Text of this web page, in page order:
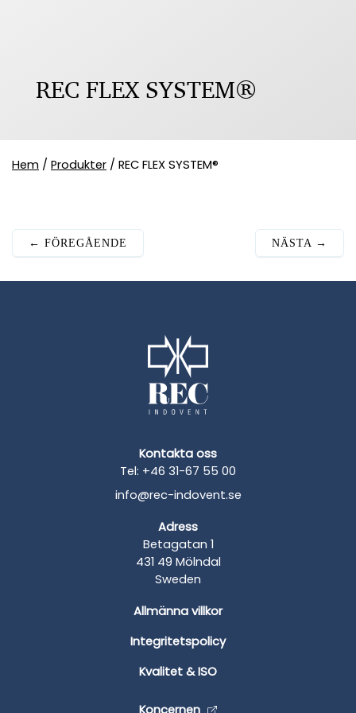
REC FLEX SYSTEM®
Hem / Produkter / REC FLEX SYSTEM®
← FÖREGÅENDE NÄSTA →
Kontakta oss
Tel: +46 31-67 55 00
info@rec-indovent.se
Adress
Betagatan 1
431 49 Mölndal
Sweden
Allmänna villkor
Integritetspolicy
Kvalitet & ISO
Koncernen